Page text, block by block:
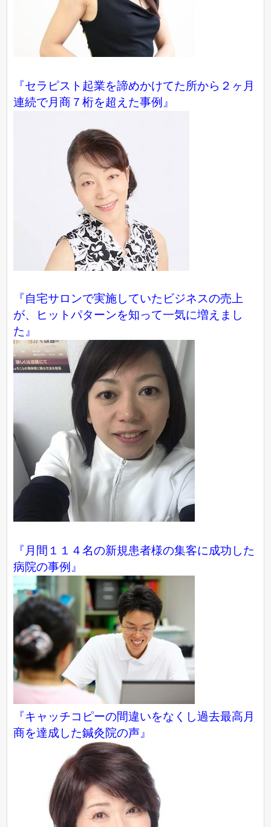
『セラピスト起業を諦めかけてた所から２ヶ月
連続で月商７桁を超えた事例』
『自宅サロンで実施していたビジネスの売上
が、ヒットパターンを知って一気に増えまし
た』
『月間１１４名の新規患者様の集客に成功した
病院の事例』
『キャッチコピーの間違いをなくし過去最高月
商を達成した鍼灸院の声』